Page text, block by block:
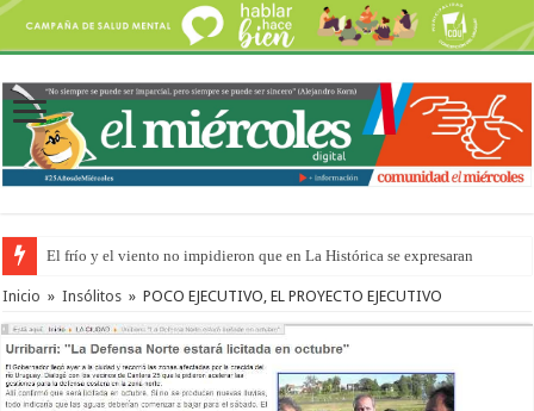
El frío y el viento no impidieron que en La Histórica se expresaran
Inicio » Insólitos » POCO EJECUTIVO, EL PROYECTO EJECUTIVO